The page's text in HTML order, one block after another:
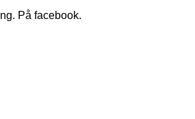
På facebook.